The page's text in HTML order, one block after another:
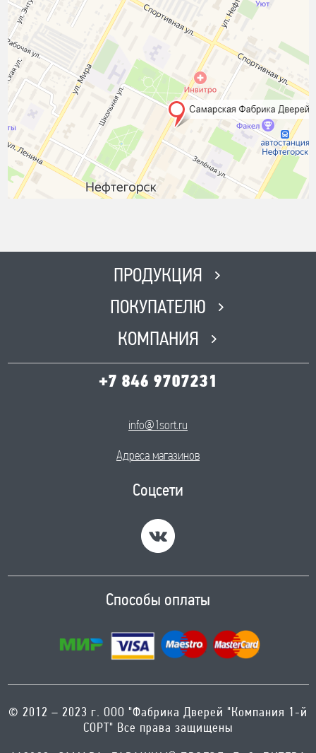
ПРОДУКЦИЯ
ПОКУПАТЕЛЮ
КОМПАНИЯ
+7 846 9707231
info@1sort.ru
Адреса магазинов
Соцсети
Способы оплаты
© 2012 – 2023 г. ООО "Фабрика Дверей "Компания 1-й
СОРТ" Все права защищены